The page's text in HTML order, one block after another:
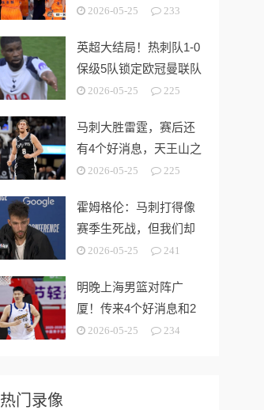
显，孙铭徽带伤出战！
2026-05-25 233
英超大结局！热刺队1-0
保级5队锁定欧冠曼联队
第3切尔西无缘欧战
2026-05-25 225
马刺大胜雷霆，赛后还
有4个好消息，天王山之
战奥利尼克要来了
2026-05-25 225
霍姆格伦：马刺打得像
赛季生死战，但我们却
没找到赢球的办法
2026-05-25 241
明晚上海男篮对阵广
厦！传来4个好消息和2
个坏消息，能拿下开门
2026-05-25 234
热门录像